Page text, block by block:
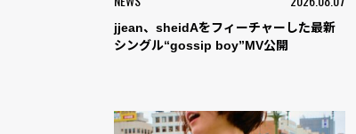
jjean、sheidAをフィーチャーした最新
シングル“gossip boy”MV公開